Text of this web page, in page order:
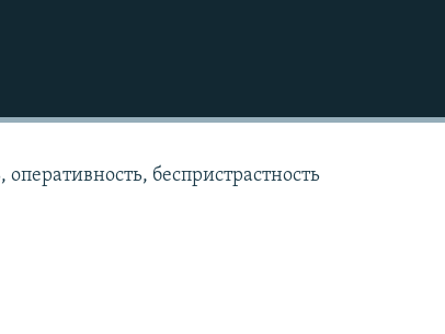
беспристрастность